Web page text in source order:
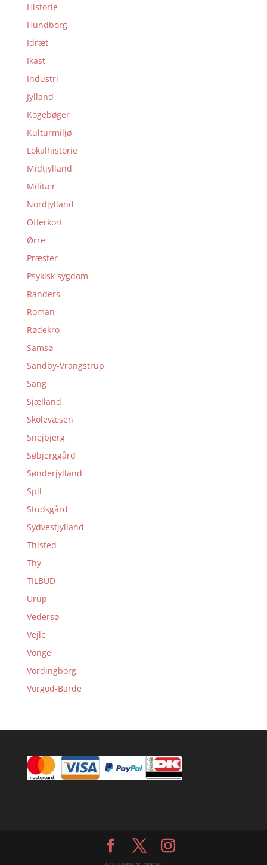
Historie
Hundborg
Idræt
Ikast
Industri
Jylland
Kogebøger
Kulturmiljø
Lokalhistorie
Midtjylland
Militær
Nordjylland
Offerkort
Ørre
Præster
Psykisk sygdom
Randers
Roman
Rødekro
Samsø
Sandby-Vrangstrup
Sang
Sjælland
Skolevæsen
Snejbjerg
Søbjerggård
Sønderjylland
Spil
Studsgård
Sydvestjylland
Thisted
Thy
TILBUD
Urup
Vedersø
Vejle
Vonge
Vordingborg
Vorgod-Barde